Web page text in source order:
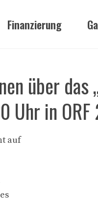
Finanzierung
über das
in ORF
auf